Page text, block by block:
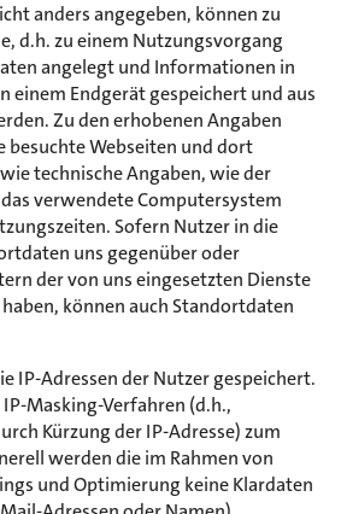
anders angegeben, können zu
d.h. zu einem Nutzungsvorgang
angelegt und Informationen in
einem Endgerät gespeichert und aus
Zu den erhobenen Angaben
besuchte Webseiten und dort
technische Angaben, wie der
verwendete Computersystem
Sofern Nutzer in die
uns gegenüber oder
der von uns eingesetzten Dienste
können auch Standortdaten
IP-Adressen der Nutzer gespeichert.
Masking-Verfahren (d.h.,
Kürzung der IP-Adresse) zum
werden die im Rahmen von
und Optimierung keine Klardaten